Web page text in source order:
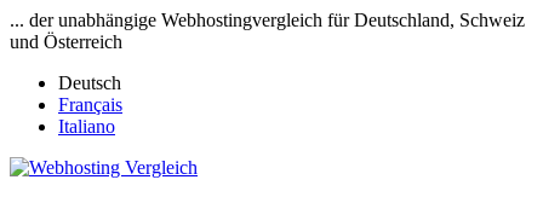
... der unabhängige Webhostingvergleich für Deutschland, Schweiz
und Österreich
Deutsch
Français
Italiano